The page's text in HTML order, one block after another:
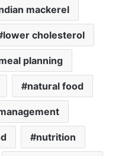
mackerel
lower cholesterol
planning
natural food
nutrition